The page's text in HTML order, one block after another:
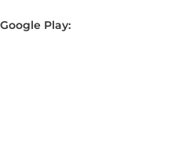
Play: